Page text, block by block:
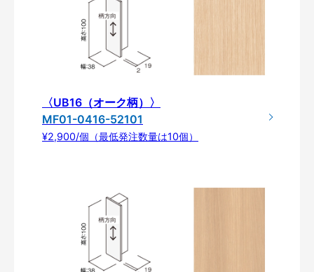
〈UB16（オーク柄）〉
MF01-0416-52101
¥2,900/個（最低発注数量は10個）